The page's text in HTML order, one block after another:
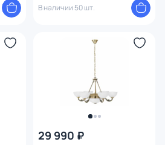
В наличии 50 шт.
29 990 ₽